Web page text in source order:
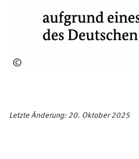
©
Letzte Änderung: 20. Oktober 2025